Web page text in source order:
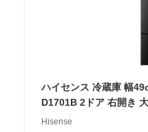
ハイセンス 冷蔵庫 幅
D1701B 2ドア 右開き
Hisense